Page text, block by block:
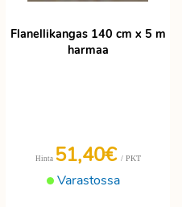
Flanellikangas 140 cm x 5 m
harmaa
Varastossa
Hinta 51,40€ / PKT